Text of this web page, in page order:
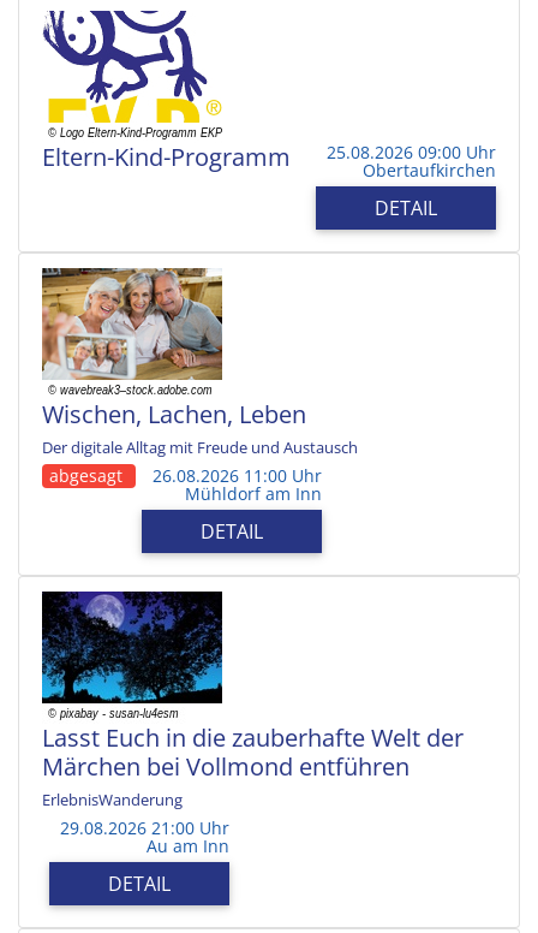
Eltern-Kind-Programm 25.08.2026 09:00 Uhr
Obertaufkirchen
DETAIL
Wischen, Lachen, Leben
Der digitale Alltag mit Freude und Austausch
abgesagt 26.08.2026 11:00 Uhr
Mühldorf am Inn
DETAIL
Lasst Euch in die zauberhafte Welt der
Märchen bei Vollmond entführen
ErlebnisWanderung
29.08.2026 21:00 Uhr
Au am Inn
DETAIL